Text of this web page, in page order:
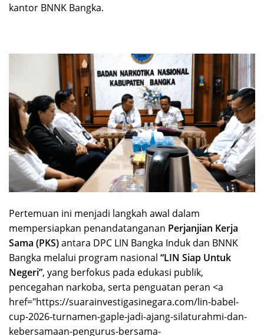
kantor BNNK Bangka.
Pertemuan ini menjadi langkah awal dalam
mempersiapkan penandatanganan Perjanjian Kerja
Sama (PKS)antara DPC LIN Bangka Induk dan BNNK
Bangka melalui program nasional “LIN Siap Untuk
Negeri”, yang berfokus pada edukasi publik,
pencegahan narkoba, serta penguatan peran <a
href="https://suarainvestigasinegara.com/lin-babel-
cup-2026-turnamen-gaple-jadi-ajang-silaturahmi-dan-
kebersamaan-pengurus-bersama-